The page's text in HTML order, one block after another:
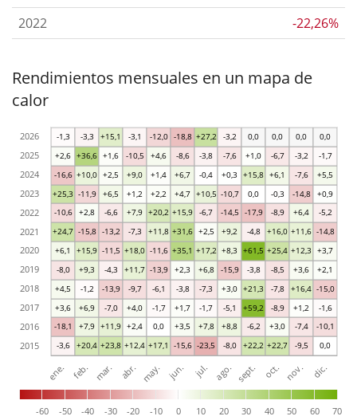
2022
-22,26%
Rendimientos mensuales en un mapa de
calor
-3,6 +20,4 +23,8 +12,4 +17,1 -15,6 -23,5 -8,0 +22,2 +22,7 -9,5 0,0
-18,1 +7,9 +11,9 +2,4 0,0 +3,5 +7,8 +8,8 -6,2 +3,0 -7,4 -10,1
+3,6 +6,9 -7,0 +4,0 -1,7 +1,7 -1,7 -5,1 +59,2 -8,9 +1,2 -1,6
+4,5 -1,2 -13,9 -9,7 -6,1 -3,8 -7,3 +3,0 +21,3 -7,8 +16,4 -15,0
-8,0 +9,3 -4,3 +11,7 -13,9 +2,3 +6,8 -15,9 -3,8 -8,5 +3,6 +2,1
+6,1 +15,9 -11,5 +18,0 -11,6 +35,1 +17,2 +8,3 +61,5 +25,4 +12,3 +3,7
+24,7 -15,8 -13,2 -7,3 +11,8 +31,6 +2,5 +9,2 -4,8 +16,0 +11,6 -14,8
-10,6 +2,8 -6,6 +7,9 +20,2 +15,9 -6,7 -14,5 -17,9 -8,9 +6,4 -5,2
+25,3 -11,9 +6,5 +1,2 +2,2 +4,7 +10,5 -10,7 0,0 -0,3 -14,8 +0,9
-16,6 +10,0 +2,5 +9,0 +1,4 +6,7 -0,4 +0,3 +15,8 +6,1 -7,6 +5,5
+2,6 +36,6 +1,6 -10,5 +4,6 -8,6 -3,8 -7,6 +1,0 -6,7 -3,2 -1,7
-1,3 -3,3 +15,1 -3,1 -12,0 -18,8 +27,2 -3,2 0,0 0,0 0,0 0,0
-60 -50 -40 -30 -20 -10 0 10 20 30 40 50 60 70
ene. feb. mar. abr. may. jun. jul. ago. sept. oct. nov. dic.
2015
2016
2017
2018
2019
2020
2021
2022
2023
2024
2025
2026